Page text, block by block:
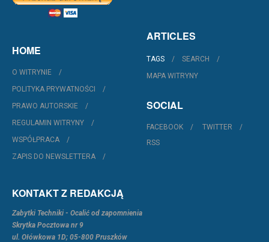
HOME
O WITRYNIE
POLITYKA PRYWATNOŚCI
PRAWO AUTORSKIE
REGULAMIN WITRYNY
WSPÓŁPRACA
ZAPIS DO NEWSLETTERA
ARTICLES
TAGS
SEARCH
MAPA WITRYNY
SOCIAL
FACEBOOK
TWITTER
RSS
KONTAKT Z REDAKCJĄ
Zabytki Techniki - Ocalić od zapomnienia
Skrytka Pocztowa nr 9
ul. Ołówkowa 1D; 05-800 Pruszków